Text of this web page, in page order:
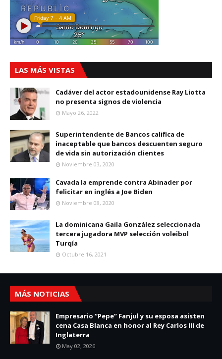
LAS MÁS VISTAS
Cadáver del actor estadounidense Ray Liotta
no presenta signos de violencia
Mayo 26, 2022
Superintendente de Bancos califica de
inaceptable que bancos descuenten seguro
de vida sin autorización clientes
Noviembre 03, 2020
Cavada la emprende contra Abinader por
felicitar en inglés a Joe Biden
Noviembre 08, 2020
La dominicana Gaila González seleccionada
tercera jugadora MVP selección voleibol
Turqía
Octubre 16, 2021
MÁS NOTICIAS
Empresario “Pepe” Fanjul y su esposa asisten
cena Casa Blanca en honor al Rey Carlos III de
Inglaterra
May 02, 2026